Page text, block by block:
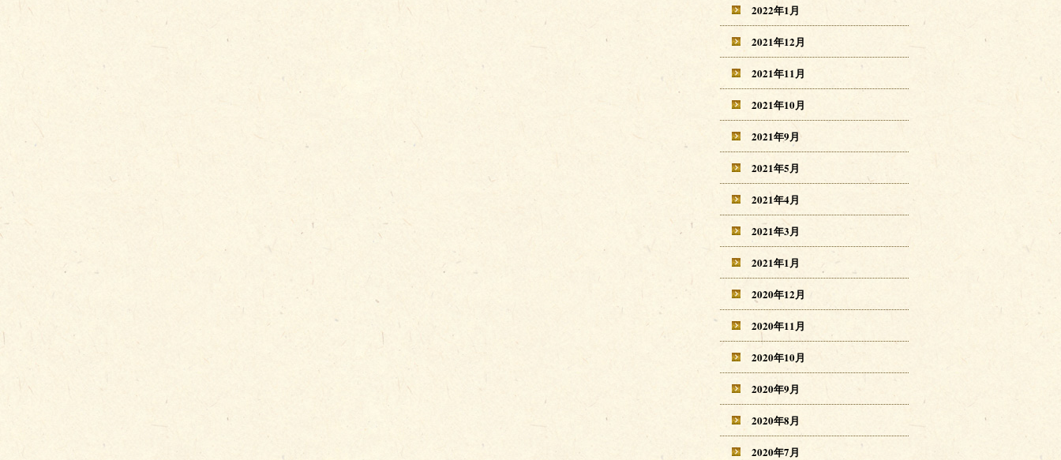
2022年1月
2021年12月
2021年11月
2021年10月
2021年9月
2021年5月
2021年4月
2021年3月
2021年1月
2020年12月
2020年11月
2020年10月
2020年9月
2020年8月
2020年7月